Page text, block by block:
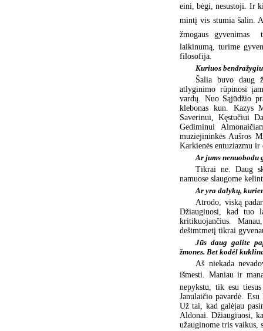
eini, bėgi, nesustoji. Ir
mintį vis stumia šalin.
žmogaus gyvenimas
laikinumą, turime
filosofija.
Kuriuos
Šalia buvo daug
atlyginimo rūpinosi
vardų. Nuo Sąjūdžio
klebonas kun. Kazys
Saverinui, Kęstučiui
Gediminui
muziejininkės Aušros
Karkienės entuziazmu ir
Ar jums nenuobodu
Tikrai ne. Daug
namuose slaugome
Ar yra dalykų,
Atrodo, viską
Džiaugiuosi, kad tuo
kritikuojančius.
dešimtmetį tikrai
Jūs daug galite
žmones. Bet kodėl
Aš niekada
išmesti. Maniau ir
nepykstu, tik esu
Janulaičio pavardė.
Už tai, kad galėjau
Aldonai. Džiaugiuosi,
užauginome tris vaikus,